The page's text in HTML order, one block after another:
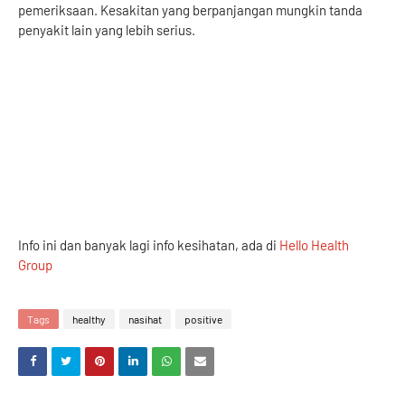
pemeriksaan. Kesakitan yang berpanjangan mungkin tanda
penyakit lain yang lebih serius.
Info ini dan banyak lagi info kesihatan, ada di Hello Health
Group
Tags healthy nasihat positive